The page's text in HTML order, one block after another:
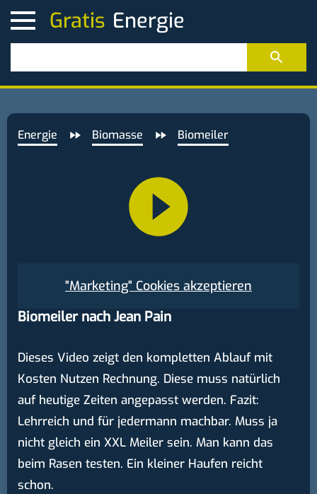
Gratis
Energie Biomasse Biomeiler
"Marketing" Cookies akzeptieren
Biomeiler nach Jean Pain
Dieses Video zeigt den kompletten Ablauf mit
Kosten Nutzen Rechnung. Diese muss natürlich
auf heutige Zeiten angepasst werden. Fazit:
Lehrreich und für jedermann machbar. Muss ja
nicht gleich ein XXL Meiler sein. Man kann das
beim Rasen testen. Ein kleiner Haufen reicht
schon.